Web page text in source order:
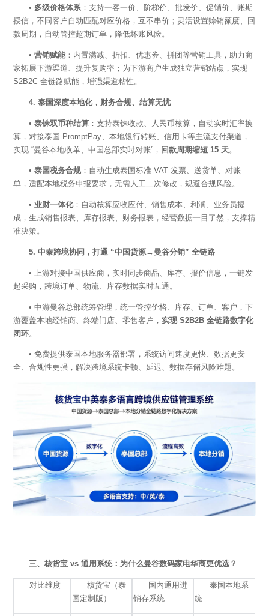
• 多级价格体系：支持一客一价、阶梯价、批发价、促销价、账期
授信，不同客户自动匹配对应价格，互不串价；灵活设置赊销额度、回
款周期，自动管控超期订单，降低坏账风险。
• 营销赋能：内置满减、折扣、优惠券、拼团等营销工具，助力商
家拓展下游渠道、提升复购率；为下游商户生成独立营销站点，实现
S2B2C 全链路赋能，增强渠道粘性。
4. 泰国深度本地化，财务合规、结算无忧
• 泰铢双币种结算：支持泰铢收款、人民币核算，自动实时汇率换
算，对接泰国 PromptPay、本地银行转账、信用卡等主流支付渠道，
实现 “曼谷本地收单、中国总部实时对账”， 回款周期缩短 15 天。
• 泰国税务合规：自动生成泰国标准 VAT 发票、送货单、对账
单，适配本地税务申报要求，无需人工二次修改，规避合规风险。
• 业财一体化：自动核算应收应付、销售成本、利润、业务员提
成，生成销售报表、库存报表、财务报表，经营数据一目了然，支撑精
准决策。
5. 中泰跨境协同，打通 “中国货源→曼谷分销” 全链路
• 上游对接中国供应商，实时同步商品、库存、报价信息，一键发
起采购，跨境订单、物流、库存数据实时互通。
• 中游曼谷总部统筹管理，统一管控价格、库存、订单、客户，下
游覆盖本地经销商、终端门店、零售客户，实现 S2B2B 全链路数字化
闭环。
• 免费提供泰国本地服务器部署，系统访问速度更快、数据更安
全、合规性更强，解决跨境系统卡顿、延迟、数据存储风险难题。
三、核货宝 vs 通用系统：为什么曼谷数码家电华商更优选？
对比维度
核货宝（泰
国定制版）
国内通用进
销存系统
泰国本地系
统